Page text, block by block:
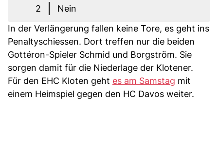
2
Nein
In der Verlängerung fallen keine Tore, es geht ins
Penaltyschiessen. Dort treffen nur die beiden
Gottéron-Spieler Schmid und Borgström. Sie
sorgen damit für die Niederlage der Klotener.
Für den EHC Kloten geht es am Samstag mit
einem Heimspiel gegen den HC Davos weiter.